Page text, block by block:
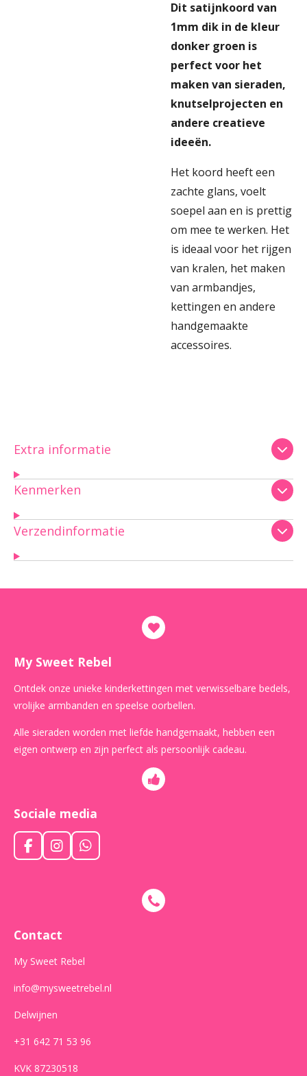
Dit satijnkoord van
1mm dik in de kleur
donker groen is
perfect voor het
maken van sieraden,
knutselprojecten en
andere creatieve
ideeën.
Het koord heeft een
zachte glans, voelt
soepel aan en is prettig
om mee te werken. Het
is ideaal voor het rijgen
van kralen, het maken
van armbandjes,
kettingen en andere
handgemaakte
accessoires.
Extra informatie
Kenmerken
Verzendinformatie
My Sweet Rebel
Ontdek onze unieke kinderkettingen met verwisselbare bedels,
vrolijke armbanden en speelse oorbellen.
Alle sieraden worden met liefde handgemaakt, hebben een
eigen ontwerp en zijn perfect als persoonlijk cadeau.
Sociale media
F
a
k
I
n
r
a
m
W
h
Contact
My Sweet Rebel
info@mysweetrebel.nl
Delwijnen
+31 642 71 53 96
KVK 87230518